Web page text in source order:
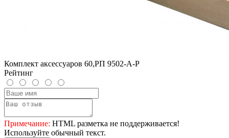
Комплект аксессуаров 60,РП 9502-А-Р
Рейтинг
Примечание: HTML разметка не поддерживается!
Используйте обычный текст.